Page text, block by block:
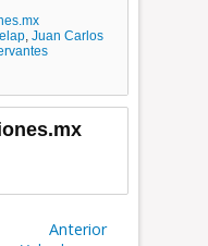
,Juan Carlos
Anterior